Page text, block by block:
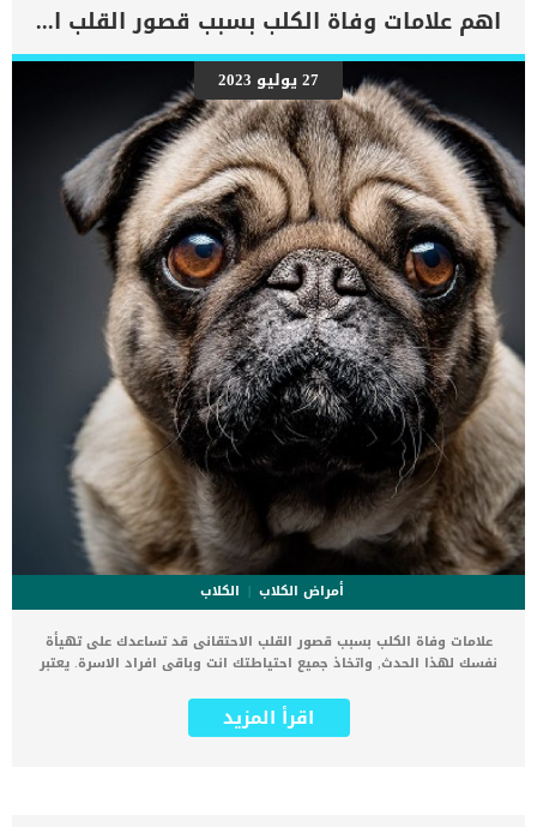
اهم علامات وفاة الكلب بسبب قصور القلب الاحتقانى
27 يوليو 2023
أمراض الكلاب
الكلاب
علامات وفاة الكلب بسبب قصور القلب الاحتقانى قد تساعدك على تهيأة
نفسك لهذا الحدث, واتخاذ جميع احتياطتك انت وباقى افراد الاسرة. يعتبر
يتعرض لها جميع الكائنات الحية بما فى ذلك الكلاب والقطط. كما ان القلب
يعتبر عضوا رئيسيا فى جسم الكلاب, واى قصور به يعتبر قصور فى باقى
اقرأ المزيد